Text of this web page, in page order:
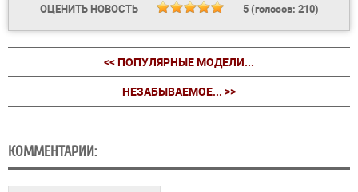
ОЦЕНИТЬ НОВОСТЬ 5(голосов: 210)
<< ПОПУЛЯРНЫЕ МОДЕЛИ...
НЕЗАБЫВАЕМОЕ... >>
КОММЕНТАРИИ: